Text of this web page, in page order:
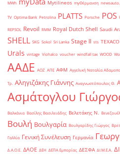
MWh Mytilineos myΘέρμανση
TV Optima Bank Petrolina PLATTS Porsche POS
REPSOL Revoil RMM Royal Dutch Shell Saudi
SHELL SKG Sokol Sri Lanka Stage II sts TEXACO
Urals vintage Viohalco voucher windfall tax WOOD
ΑΑΔΕ ΑΟΖ ΑΠΕ ΑΦΜ Αγγελική Ναταλία
Τρ. Αληγιζάκης Γιάννης Αναγνωστόπουλος Θ.
Ασμάτογλου
Βαλκάνια Βασίλης Βασιλειάδης Βελετάκης Ν.
Βουλή Βουλγαρία Βουλγαρίδης Γιώργος
Γαλλία Γενική Συνέλευση Γερμανία
Δ.Α.Ο.Ε. ΔΑΟΕ ΔΕΗ ΔΕΠΑ Εμπορίας ΔΕΣΦΑ ΔΙ.Μ.Ε.Α.